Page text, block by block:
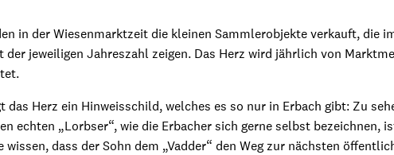
in der Wiesenmarktzeit die kleinen Sammlerobjekte verkauft, die
jeweiligen Jahreszahl zeigen. Das Herz wird jährlich von
das Herz ein Hinweisschild, welches es so nur in Erbach gibt: Zu
echten „Lorbser“, wie die Erbacher sich gerne selbst bezeichnen,
wissen, dass der Sohn dem „Vadder“ den Weg zur nächsten